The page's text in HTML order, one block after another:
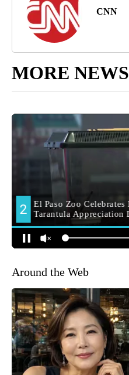
CNN
MORE NEWS
Around the Web